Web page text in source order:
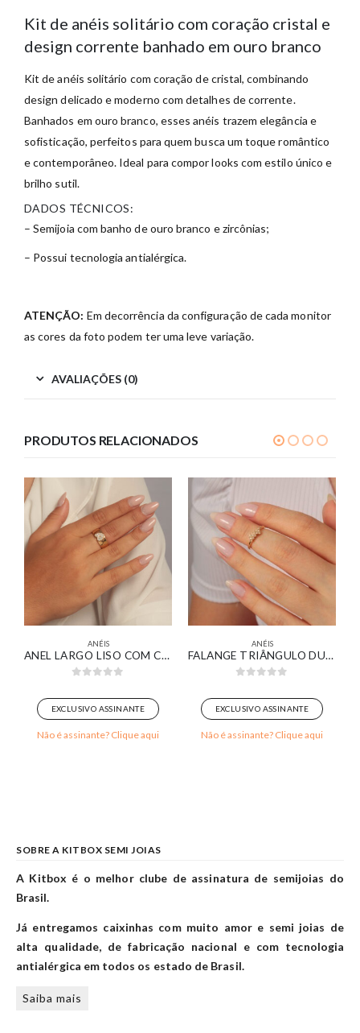
Kit de anéis solitário com coração cristal e
design corrente banhado em ouro branco
Kit de anéis solitário com coração de cristal, combinando
design delicado e moderno com detalhes de corrente.
Banhados em ouro branco, esses anéis trazem elegância e
sofisticação, perfeitos para quem busca um toque romântico
e contemporâneo. Ideal para compor looks com estilo único e
brilho sutil.
DADOS TÉCNICOS:
– Semijoia com banho de ouro branco e zircônias;
– Possui tecnologia antialérgica.
ATENÇÃO: Em decorrência da configuração de cada monitor
as cores da foto podem ter uma leve variação.
AVALIAÇÕES (0)
PRODUTOS RELACIONADOS
ANÉIS
ANEL LARGO LISO COM CORAÇÃO CRAVEJADO BANHADO EM OURO 18K
EXCLUSIVO ASSINANTE
Não é assinante? Clique aqui
ANÉIS
FALANGE TRIÂNGULO DUPLO DELICADO CRAVEJADO BANHADO EM OURO 18K
EXCLUSIVO ASSINANTE
Não é assinante? Clique aqui
SOBRE A KITBOX SEMI JOIAS
A Kitbox é o melhor clube de assinatura de semijoias do
Brasil.
Já entregamos caixinhas com muito amor e semi joias de
alta qualidade, de fabricação nacional e com tecnologia
antialérgica em todos os estado de Brasil.
Saiba mais